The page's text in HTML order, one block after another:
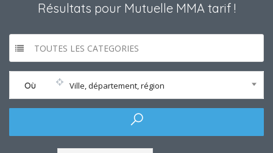
Résultats pour Mutuelle MMA tarif!
TOUTES LES CATEGORIES
Où Ville, département, région